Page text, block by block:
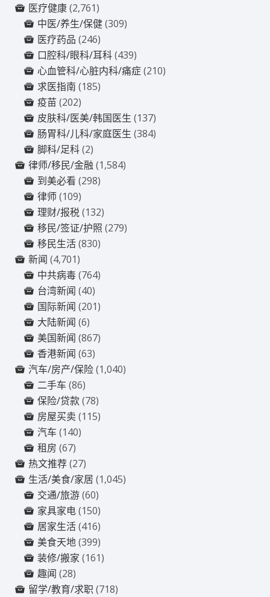
医疗健康(2,761)
中医/养生/保健(309)
医疗药品 (246)
口腔科/眼科/耳科(439)
心血管科/心脏内科/痛症(210)
求医指南 (185)
疫苗 (202)
皮肤科/医美/韩国医生 (137)
肠胃科/儿科/家庭医生 (384)
脚科/足科(2)
律师/移民/金融 (1,584)
到美必看 (298)
律师(109)
理财/报税(132)
移民/签证/护照 (279)
移民生活(830)
新闻 (4,701)
中共病毒(764)
台湾新闻 (40)
国际新闻 (201)
大陆新闻 (6)
美国新闻 (867)
香港新闻 (63)
汽车/房产/保险(1,040)
二手车 (86)
保险/贷款(78)
房屋买卖 (115)
汽车 (140)
租房 (67)
热文推荐(27)
生活/美食/家居 (1,045)
交通/旅游(60)
家具家电(150)
居家生活(416)
美食天地(399)
装修/搬家 (161)
趣闻 (28)
留学/教育/求职 (718)